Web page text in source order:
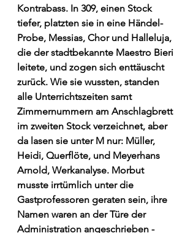
Kontrabass. In 309, einen Stock
tiefer, platzten sie in eine Händel-
Probe, Messias, Chor und Halleluja,
die der stadtbekannte Maestro Bieri
leitete, und zogen sich enttäuscht
zurück. Wie sie wussten, standen
alle Unterrichtszeiten samt
Zimmernummern am Anschlagbrett
im zweiten Stock verzeichnet, aber
da lasen sie unter M nur: Müller,
Heidi, Querflöte, und Meyerhans
Arnold, Werkanalyse. Morbut
musste irrtümlich unter die
Gastprofessoren geraten sein, ihre
Namen waren an der Türe der
Administration angeschrieben -